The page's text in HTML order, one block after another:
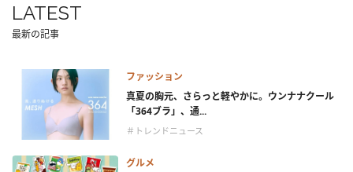
LATEST
最新の記事
ファッション
真夏の胸元、さらっと軽やかに。ウンナナクール
「364ブラ」、通...
＃トレンドニュース
グルメ